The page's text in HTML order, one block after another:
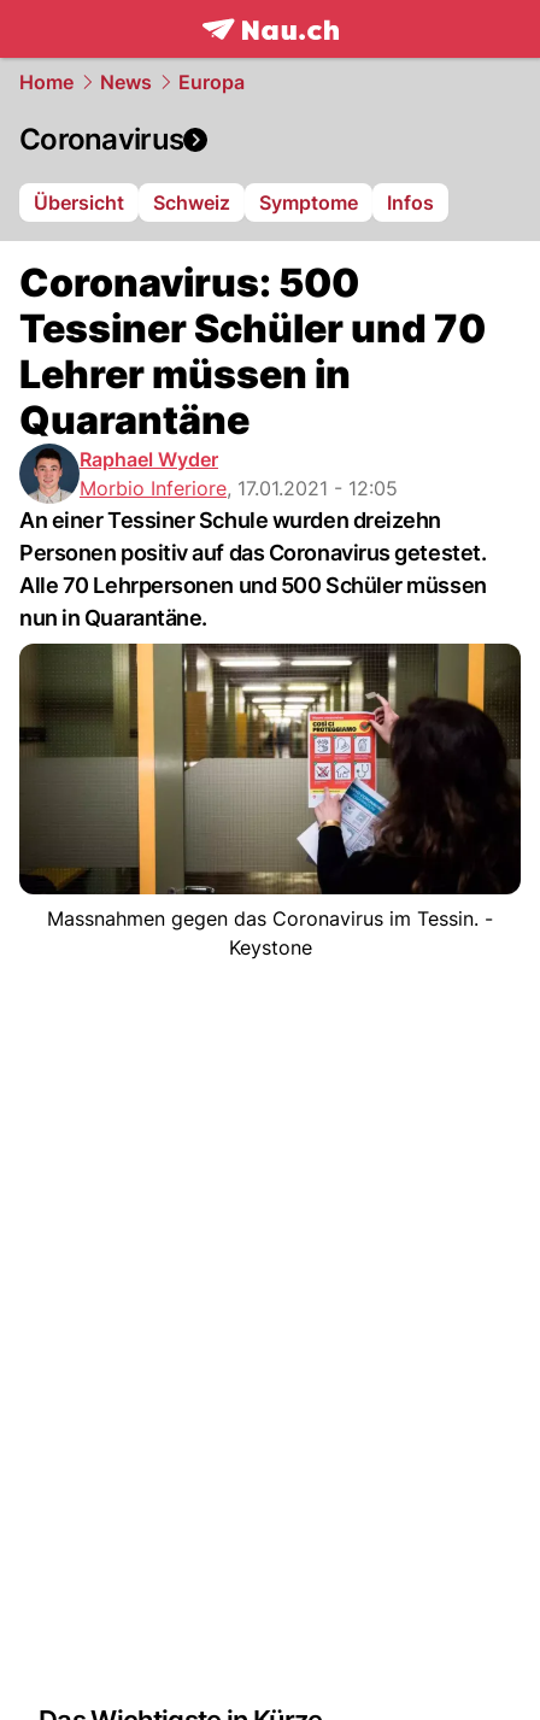
frontpage.NAU.ch
Home News Europa
Coronavirus
Übersicht Schweiz Symptome Infos
Coronavirus: 500
Tessiner Schüler und 70
Lehrer müssen in
Quarantäne
Raphael Wyder
Morbio Inferiore, 17.01.2021 - 12:05
An einer Tessiner Schule wurden dreizehn
Personen positiv auf das Coronavirus getestet.
Alle 70 Lehrpersonen und 500 Schüler müssen
nun in Quarantäne.
Massnahmen gegen das Coronavirus im Tessin. -
Keystone